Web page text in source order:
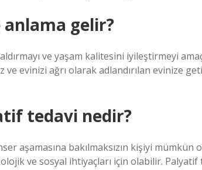
gelir?
ve yaşam kalitesini iyileştirmeyi
ve evinizi ağrı olarak adlandırılan evinize
tedavi nedir?
aşamasına bakılmaksızın kişiyi
ve sosyal ihtiyaçları için olabilir.